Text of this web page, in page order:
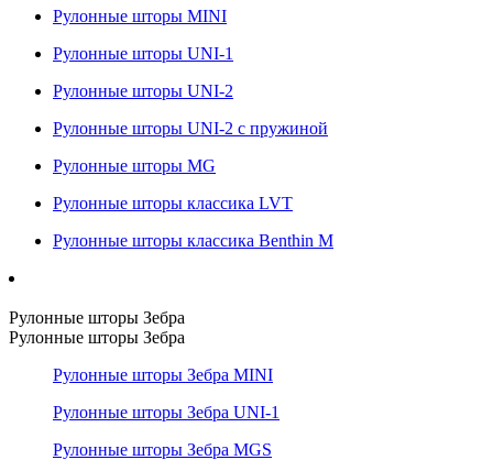
Рулонные шторы MINI
Рулонные шторы UNI-1
Рулонные шторы UNI-2
Рулонные шторы UNI-2 с пружиной
Рулонные шторы MG
Рулонные шторы классика LVT
Рулонные шторы классика Benthin M
Рулонные шторы Зебра
Рулонные шторы Зебра
Рулонные шторы Зебра MINI
Рулонные шторы Зебра UNI-1
Рулонные шторы Зебра MGS